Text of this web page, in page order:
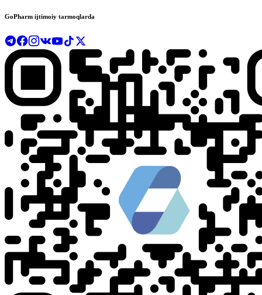
GoPharm ijtimoiy tarmoqlarda